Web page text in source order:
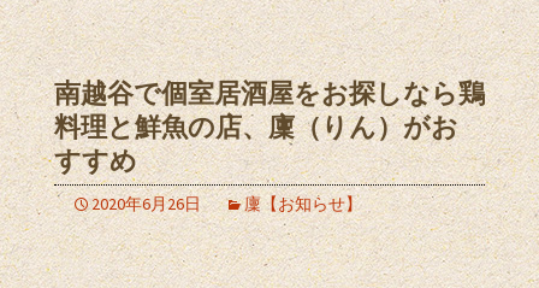
南越谷で個室居酒屋をお探しなら鶏
料理と鮮魚の店、廩（りん）がお
すすめ
2020年6月26日 廩【お知らせ】